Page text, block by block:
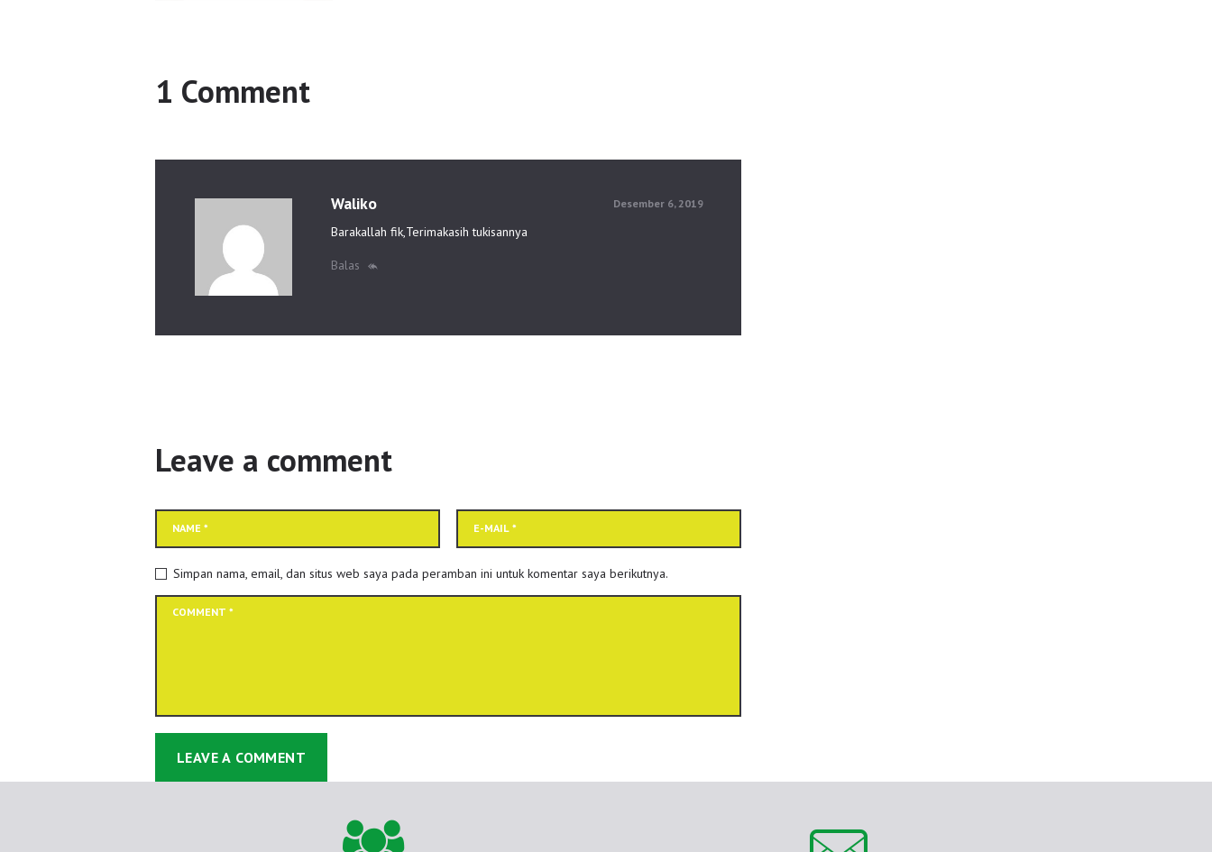
1 Comment
Waliko Desember 6, 2019
Barakallah fik,Terimakasih tukisannya
Balas
Leave a comment
Simpan nama, email, dan situs web saya pada peramban ini untuk komentar saya berikutnya.